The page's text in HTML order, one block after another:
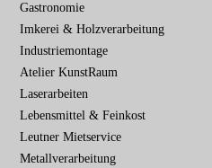
Gastronomie
Imkerei & Holz­verarbeitung
Industriemontage
Atelier KunstRaum
Laserarbeiten
Lebensmittel & Feinkost
Leutner Mietservice
Metallverarbeitung